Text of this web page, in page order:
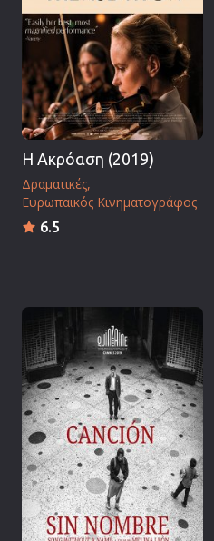
Η Ακρόαση (2019)
Δραματικές
Ευρωπαικός Κινηματογράφος
6.5